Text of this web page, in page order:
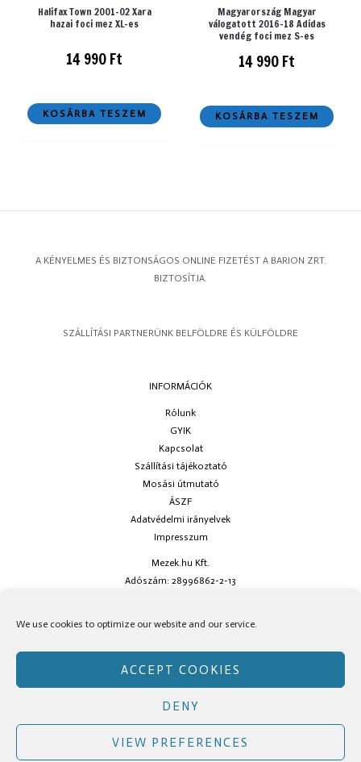
We use cookies to optimize our website and our service.
ACCEPT COOKIES
DENY
VIEW PREFERENCES
Halifax Town 2001-02 Xara
hazai foci mez XL-es
14 990Ft
KOSÁRBA TESZEM
Magyarország Magyar
válogatott 2016-18 Adidas
vendég foci mez S-es
14 990Ft
KOSÁRBA TESZEM
A KÉNYELMES ÉS BIZTONSÁGOS ONLINE FIZETÉST A BARION ZRT.
BIZTOSÍTJA.
SZÁLLÍTÁSI PARTNERÜNK BELFÖLDRE ÉS KÜLFÖLDRE
INFORMÁCIÓK
Rólunk
GYIK
Kapcsolat
Szállítási tájékoztató
Mosási útmutató
ÁSZF
Adatvédelmi irányelvek
Impresszum
Mezek.hu Kft.
Adószám: 28996862-2-13
social oldalainkon!
Copyright © Mezek.hu 2026 Mezek.hu
Facebook Instagram